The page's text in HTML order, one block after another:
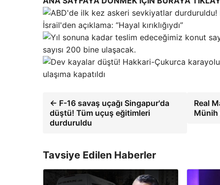
İsrail'den açıklama: “Hayal kırıklığıydı”
sayısı 200 bine ulaşacak.
ulaşıma kapatıldı
← F-16 savaş uçağı Singapur'da
düştü! Tüm uçuş eğitimleri
durduruldu
Real
Münih
Tavsiye Edilen Haberler